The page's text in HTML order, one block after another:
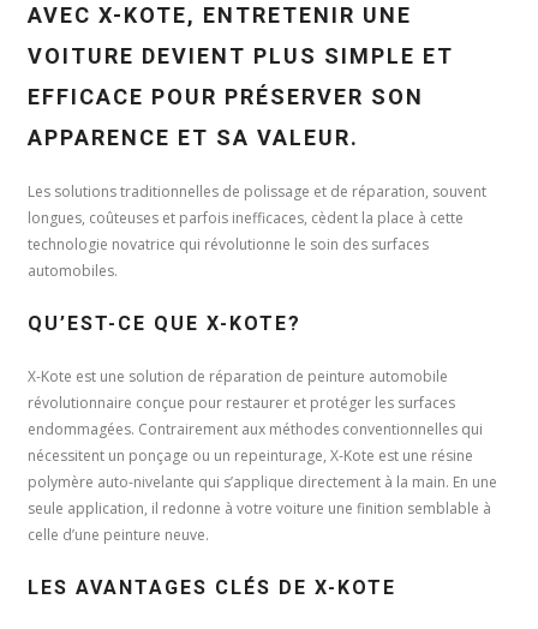
AVEC X-KOTE, ENTRETENIR UNE
VOITURE DEVIENT PLUS SIMPLE ET
EFFICACE POUR PRÉSERVER SON
APPARENCE ET SA VALEUR.
Les solutions traditionnelles de polissage et de réparation, souvent
longues, coûteuses et parfois inefficaces, cèdent la place à cette
technologie novatrice qui révolutionne le soin des surfaces
automobiles.
QU’EST-CE QUE X-KOTE?
X-Kote est une solution de réparation de peinture automobile
révolutionnaire conçue pour restaurer et protéger les surfaces
endommagées. Contrairement aux méthodes conventionnelles qui
nécessitent un ponçage ou un repeinturage, X-Kote est une résine
polymère auto-nivelante qui s’applique directement à la main. En une
seule application, il redonne à votre voiture une finition semblable à
celle d’une peinture neuve.
LES AVANTAGES CLÉS DE X-KOTE